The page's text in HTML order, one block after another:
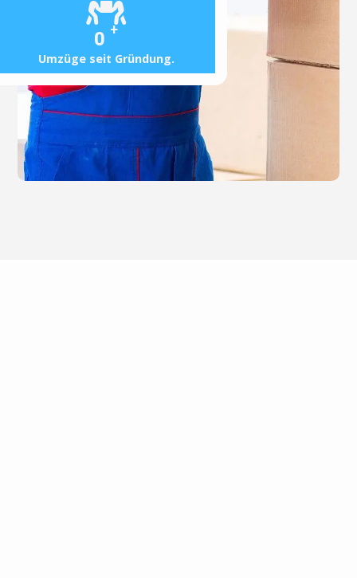
0 +
Umzüge seit Gründung.